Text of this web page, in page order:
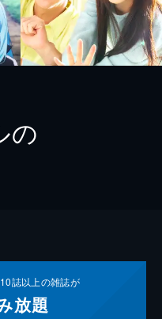
の
誌以上の雑誌が
放題